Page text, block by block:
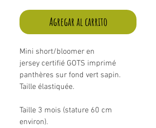
Agregar al carrito
Mini short/bloomer en
jersey certifié GOTS imprimé
panthères sur fond vert sapin.
Taille élastiquée.
Taille 3 mois (stature 60 cm
environ).